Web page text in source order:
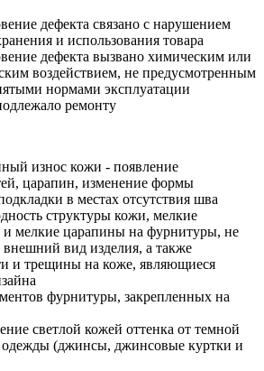
дефекта связано с нарушением
и использования товара
дефекта вызвано химическим или
воздействием, не предусмотренным
нормами эксплуатации
ремонту
износ кожи - появление
царапин, изменение формы
в местах отсутствия шва
структуры кожи, мелкие
мелкие царапины на фурнитуры, не
вид изделия, а также
и трещины на коже, являющиеся
фурнитуры, закрепленных на
светлой кожей оттенка от темной
одежды (джинсы, джинсовые куртки и